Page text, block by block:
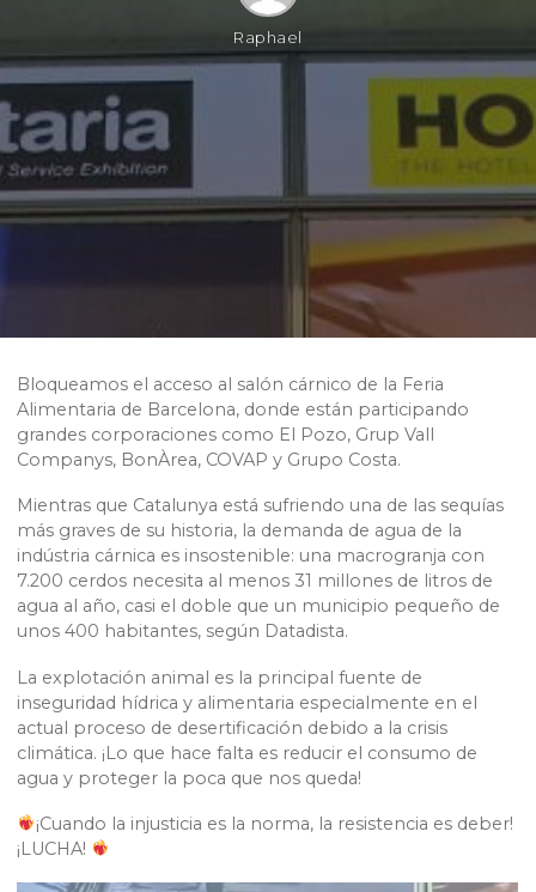
Raphael
Bloqueamos el acceso al salón cárnico de la Feria
Alimentaria de Barcelona, donde están participando
grandes corporaciones como El Pozo, Grup Vall
Companys, BonÀrea, COVAP y Grupo Costa.
Mientras que Catalunya está sufriendo una de las sequías
más graves de su historia, la demanda de agua de la
indústria cárnica es insostenible: una macrogranja con
7.200 cerdos necesita al menos 31 millones de litros de
agua al año, casi el doble que un municipio pequeño de
unos 400 habitantes, según Datadista.
La explotación animal es la principal fuente de
inseguridad hídrica y alimentaria especialmente en el
actual proceso de desertificación debido a la crisis
climática. ¡Lo que hace falta es reducir el consumo de
agua y proteger la poca que nos queda!
¡Cuando la injusticia es la norma, la resistencia es deber!
¡LUCHA!